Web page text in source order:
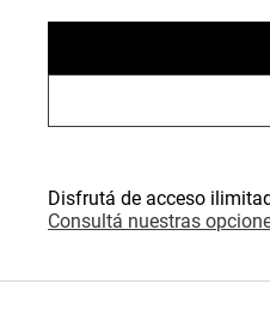
Disfrutá de acceso
Consultá nuestras